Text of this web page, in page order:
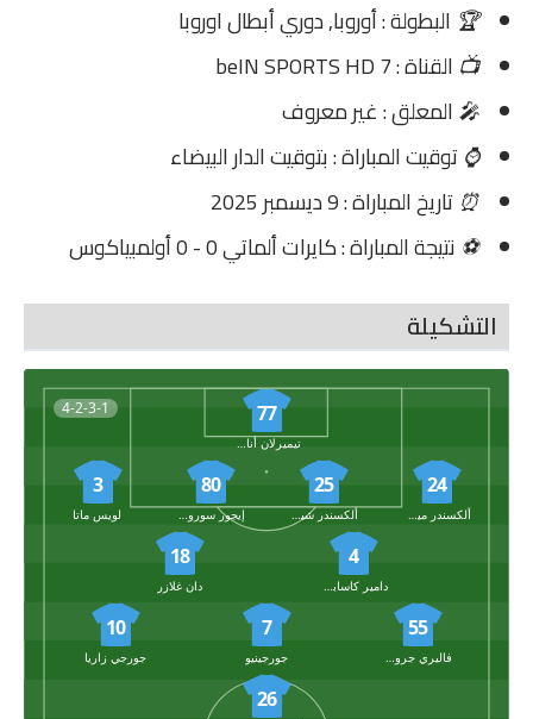
🏆 البطولة : أوروبا, دوري أبطال اوروبا
📺 القناة : beIN SPORTS HD 7
🎤المعلق : غير معروف
⌚توقيت المباراة : بتوقيت الدار البيضاء
⏰ تاريخ المباراة : 9 ديسمبر 2025
⚽ نتيجة المباراة : كايرات ألماتي 0 - 0 أولمبياكوس
التشكيلة
4-2-3-1 77
تيميرلان أناربيكوف
24
ألكسندر ميرينسكي
25
ألكسندر شيروبوكوف
80
إيجور سوروكين
3
لويس ماتا
4
دامير كاسابولات
18
دان غلازر
55
فاليري جروميكو
7
جورجينيو
10
جورجي زاريا
26